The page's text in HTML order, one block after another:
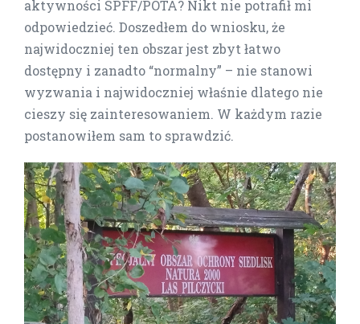
aktywności SPFF/POTA? Nikt nie potrafił mi
odpowiedzieć. Doszedłem do wniosku, że
najwidoczniej ten obszar jest zbyt łatwo
dostępny i zanadto “normalny” – nie stanowi
wyzwania i najwidoczniej właśnie dlatego nie
cieszy się zainteresowaniem. W każdym razie
postanowiłem sam to sprawdzić.